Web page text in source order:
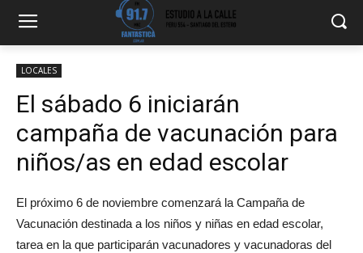
LOCALES
El sábado 6 iniciarán
campaña de vacunación para
niños/as en edad escolar
El próximo 6 de noviembre comenzará la Campaña de
Vacunación destinada a los niños y niñas en edad escolar,
tarea en la que participarán vacunadores y vacunadoras del